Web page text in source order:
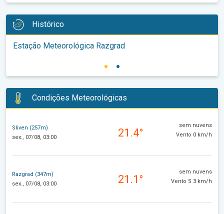
Histórico
Estação Meteorológica Razgrad
Condições Meteorológicas
Sliven (257m)
sex., 07/08, 03:00
21.4°
sem nuvens
Vento 0 km/h
Razgrad (347m)
sex., 07/08, 03:00
21.1°
sem nuvens
Vento S 3 km/h